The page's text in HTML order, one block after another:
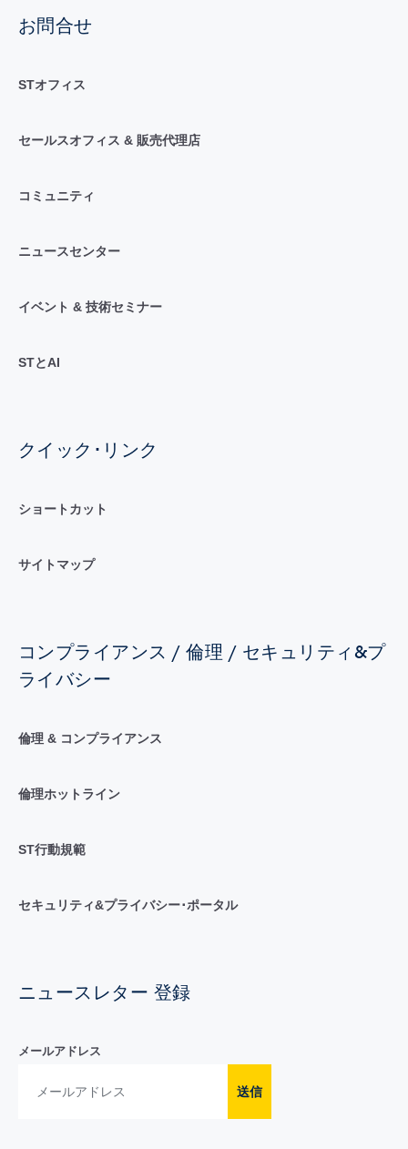
お問合せ
STオフィス
セールスオフィス & 販売代理店
コミュニティ
ニュースセンター
イベント & 技術セミナー
STとAI
クイック･リンク
ショートカット
サイトマップ
コンプライアンス / 倫理 / セキュリティ&プ
ライバシー
倫理 & コンプライアンス
倫理ホットライン
ST行動規範
セキュリティ&プライバシー･ポータル
ニュースレター 登録
メールアドレス
送信